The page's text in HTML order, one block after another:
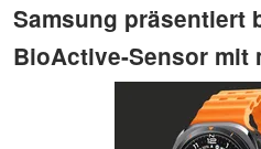
Samsung präsentiert
BioActive-Sensor mit